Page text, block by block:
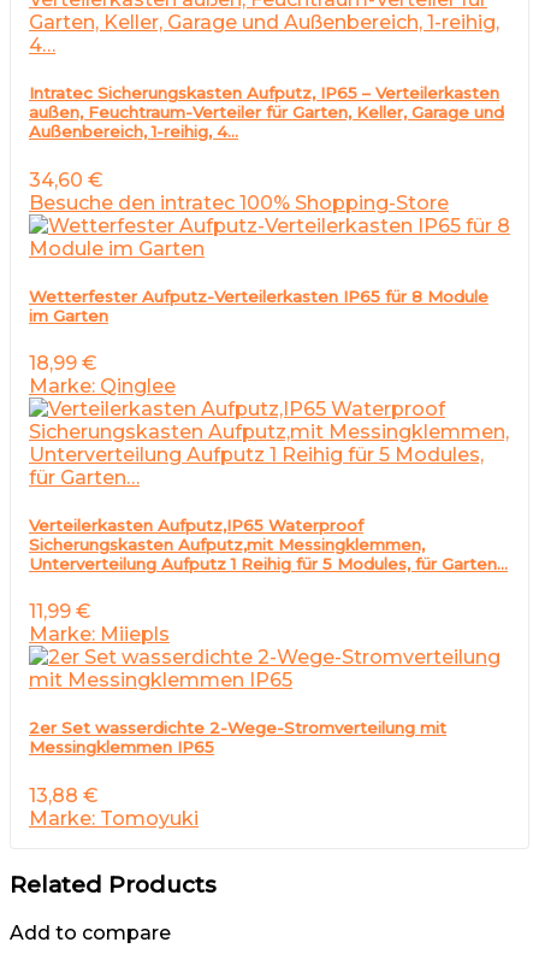
Intratec Sicherungskasten Aufputz, IP65 – Verteilerkasten
außen, Feuchtraum-Verteiler für Garten, Keller, Garage und
Außenbereich, 1-reihig, 4…
34,60 €
Besuche den intratec 100% Shopping-Store
Wetterfester Aufputz-Verteilerkasten IP65 für 8 Module
im Garten
18,99 €
Marke: Qinglee
Verteilerkasten Aufputz,IP65 Waterproof
Sicherungskasten Aufputz,mit Messingklemmen,
Unterverteilung Aufputz 1 Reihig für 5 Modules, für Garten…
11,99 €
Marke: Miiepls
2er Set wasserdichte 2-Wege-Stromverteilung mit
Messingklemmen IP65
13,88 €
Marke: Tomoyuki
Related Products
Add to compare